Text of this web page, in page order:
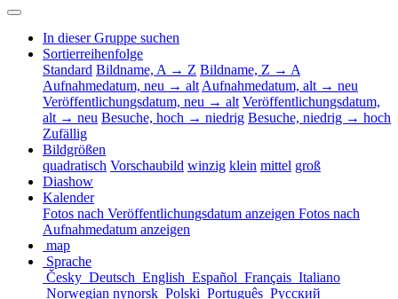
In dieser Gruppe suchen
Sortierreihenfolge
Standard Bildname, A → Z Bildname, Z → A
Aufnahmedatum, neu → alt Aufnahmedatum, alt → neu
Veröffentlichungsdatum, neu → alt Veröffentlichungsdatum,
alt → neu Besuche, hoch → niedrig Besuche, niedrig → hoch
Zufällig
Bildgrößen
quadratisch Vorschaubild winzig klein mittel groß
Diashow
Kalender
Fotos nach Veröffentlichungsdatum anzeigen Fotos nach
Aufnahmedatum anzeigen
map
Sprache
Česky Deutsch English Español Français Italiano
Norwegian nynorsk Polski Português Русский